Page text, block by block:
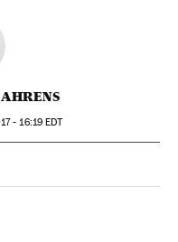
- 16:19EDT